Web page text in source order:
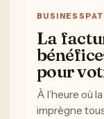
BUSINESS
La
pour
À l’heure où
imprègne